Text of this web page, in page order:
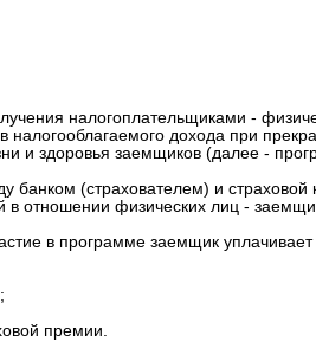
налогоплательщиками -
налогооблагаемого дохода при
и здоровья заемщиков (далее -
банком (страхователем) и
в отношении физических лиц -
в программе заемщик уплачивает
премии.